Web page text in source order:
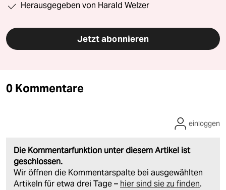
Herausgegeben von Harald Welzer
Jetzt abonnieren
0 Kommentare
Die Kommentarfunktion unter diesem Artikel ist
geschlossen.
Wir öffnen die Kommentarspalte bei ausgewählten
Artikeln für etwa drei Tage – hier sind sie zu finden.
einloggen